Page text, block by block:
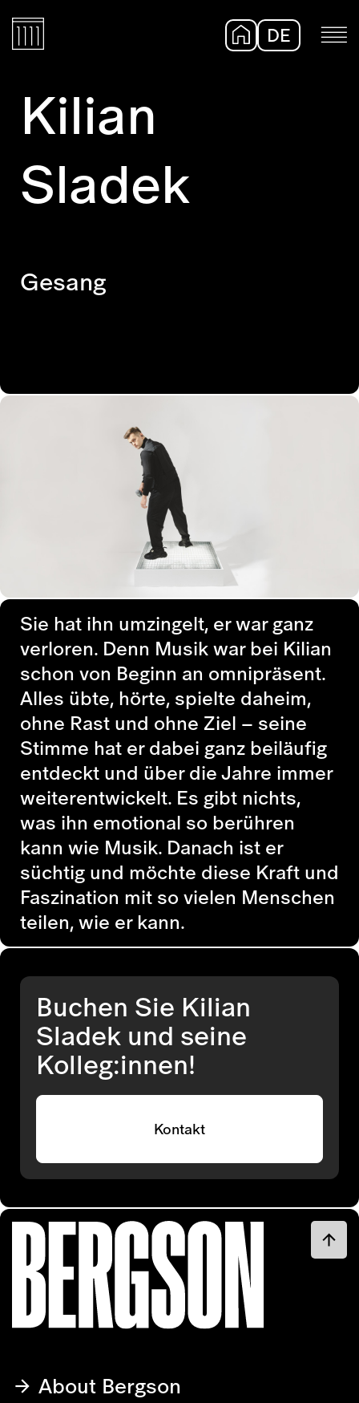
DE
Kilian
Sladek
Gesang
Sie hat ihn umzingelt, er war ganz
verloren. Denn Musik war bei Kilian
schon von Beginn an omnipräsent.
Alles übte, hörte, spielte daheim,
ohne Rast und ohne Ziel – seine
Stimme hat er dabei ganz beiläufig
entdeckt und über die Jahre immer
weiterentwickelt. Es gibt nichts,
was ihn emotional so berühren
kann wie Musik. Danach ist er
süchtig und möchte diese Kraft und
Faszination mit so vielen Menschen
teilen, wie er kann.
Buchen Sie Kilian
Sladek und seine
Kolleg:innen!
Kontakt
About Bergson